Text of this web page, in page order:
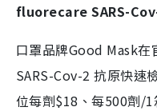
fluorecare SARS-
口罩品牌Good Mask
SARS-Cov-2 抗原快速
位每劑$18、每500劑/1